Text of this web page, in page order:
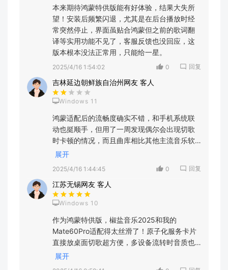
本来期待鸿蒙特供版能有好体验，结果大失所
望！安装后频繁闪退，尤其是在后台播放时经
常突然停止，界面虽贴合鸿蒙但之前的歌词翻
译等实用功能不见了，客服反馈也没回应，这
版本根本没法正常用，只能给一星。
2025/4/16 1:54:02 0 回复
吉林延边朝鲜族自治州网友 客人
Windows 11
鸿蒙适配后的流畅度确实不错，和手机系统联
动也挺顺手，但用了一周发现偶尔会出现切歌
时卡顿的情况，而且曲库相比其他主流音乐软
件还是少了些，尤其是一些冷门的独立音乐人
吧，给个中评。
展开
2025/4/16 1:44:45 0 回复
江苏无锡网友 客人
Windows 10
作为鸿蒙特供版，椒盐音乐2025和我的
Mate60Pro适配得太丝滑了！原子化服务卡片
直接放桌面切歌超方便，多设备流转时音质也
没损耗，本地音乐管理功能比之前更智能，还
展开